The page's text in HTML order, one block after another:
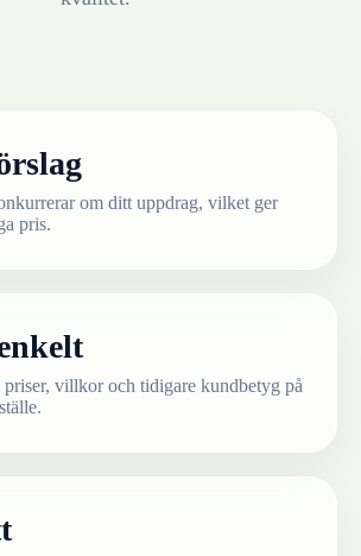
om ditt uppdrag, vilket ger
pris.
priser, villkor och tidigare kundbetyg på